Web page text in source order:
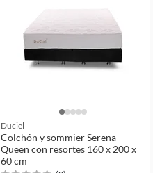
Duciel
Colchón y sommier Serena
Queen con resortes 160 x 200 x
60 cm